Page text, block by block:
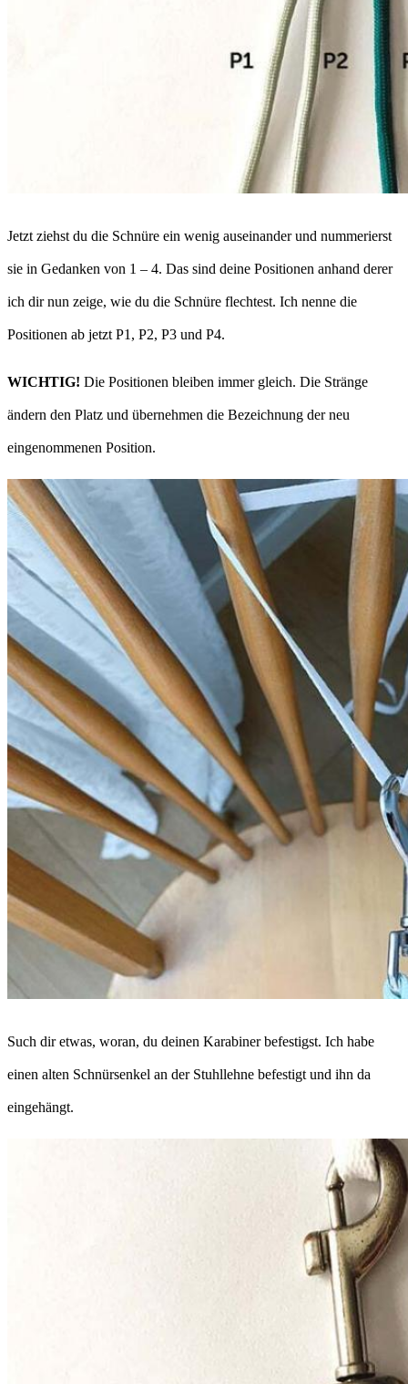
Jetzt ziehst du die Schnüre ein wenig auseinander und nummerierst
sie in Gedanken von 1 – 4. Das sind deine Positionen anhand derer
ich dir nun zeige, wie du die Schnüre flechtest. Ich nenne die
Positionen ab jetzt P1, P2, P3 und P4.
WICHTIG! Die Positionen bleiben immer gleich. Die Stränge
ändern den Platz und übernehmen die Bezeichnung der neu
eingenommenen Position.
Such dir etwas, woran, du deinen Karabiner befestigst. Ich habe
einen alten Schnürsenkel an der Stuhllehne befestigt und ihn da
eingehängt.